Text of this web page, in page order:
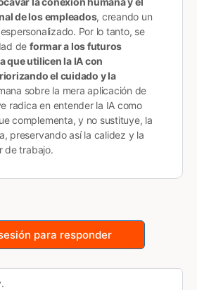
de los empleados, creando un
Por lo tanto, se
de formar a los futuros
que utilicen la IA con
el cuidado y la
sobre la mera aplicación de
radica en entender la IA como
complementa, y no sustituye, la
preservando así la calidez y la
de trabajo.
para responder